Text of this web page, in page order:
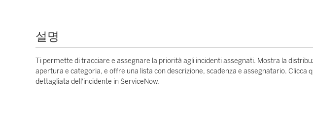
설명
Ti permette di tracciare e assegnare la priorità agli incidenti assegnati. Mostra la
apertura e categoria, e offre una lista con descrizione, scadenza e assegnatario. Clicca
dettagliata dell'incidente in ServiceNow.